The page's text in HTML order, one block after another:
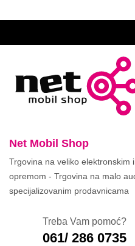
Net Mobil Shop
Trgovina na veliko elektronskim
opremom - Trgovina na malo
specijalizovanim prodavnicama
Treba Vam pomoć?
061/ 286 0735